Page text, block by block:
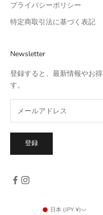
プライバシーポリシー
特定商取引法に基づく表記
Newsletter
登録すると、最新情報やお
す。
登録
日本 (JPY ¥)